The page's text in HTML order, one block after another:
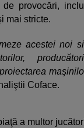
provocări,
mai stricte.
acestei noi
Coface.
a multor